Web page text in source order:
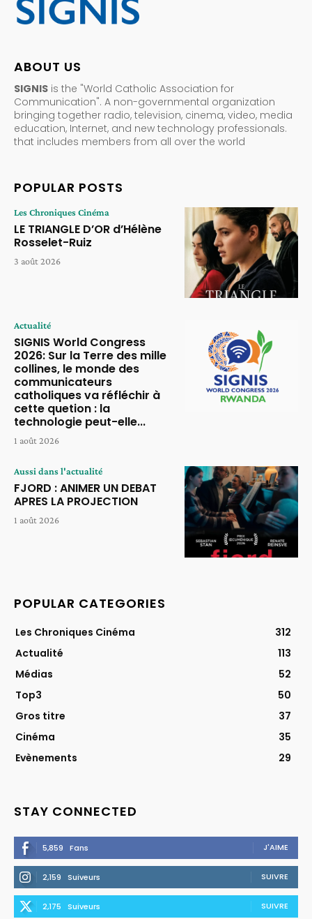
ABOUT US
SIGNIS is the "World Catholic Association for
Communication". A non-governmental organization
bringing together radio, television, cinema, video, media
education, Internet, and new technology professionals.
that includes members from all over the world
POPULAR POSTS
Les Chroniques Cinéma
LE TRIANGLE D’OR d’Hélène
Rosselet-Ruiz
3 août 2026
Actualité
SIGNIS World Congress
2026: Sur la Terre des mille
collines, le monde des
communicateurs
catholiques va réfléchir à
cette quetion : la
technologie peut-elle...
1 août 2026
Aussi dans l'actualité
FJORD : ANIMER UN DEBAT
APRES LA PROJECTION
1 août 2026
POPULAR CATEGORIES
Les Chroniques Cinéma
312
Actualité
113
Médias
52
Top3
50
Gros titre
37
Cinéma
35
Evènements
29
STAY CONNECTED
5,859 Fans J'AIME
2,159 Suiveurs SUIVRE
2,175 Suiveurs SUIVRE